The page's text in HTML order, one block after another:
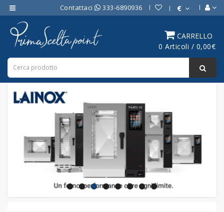
Contattaci 333-6890936 €
CARRELLO
0 Articoli / 0,00€
Category
ATTREZZATURE
BAR
ATTREZZATURE
PROFESSIONALI
DA
LINEA
COTTURA
PROFESSIONALE